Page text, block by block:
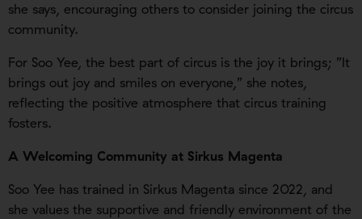
she says, encouraging others to consider joining the circus
community.
For Soo Yee, the best part of circus is the joy it brings; ”It
brings out joy and smiles on everyone,” she notes,
reflecting the positive atmosphere that circus training
fosters.
A Welcoming Community at Sirkus Magenta
Soo Yee has trained in Sirkus Magenta since 2022, and
she values the supportive and friendly environment of the